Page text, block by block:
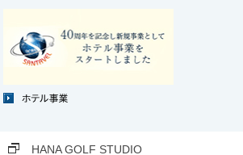
HANA GOLF STUDIO